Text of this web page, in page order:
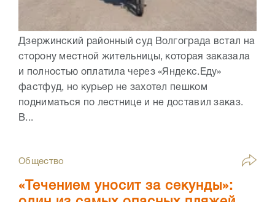
Дзержинский районный суд Волгограда встал на
сторону местной жительницы, которая заказала
и полностью оплатила через «Яндекс.Еду»
фастфуд, но курьер не захотел пешком
подниматься по лестнице и не доставил заказ.
В...
Общество
«Течением уносит за секунды»: